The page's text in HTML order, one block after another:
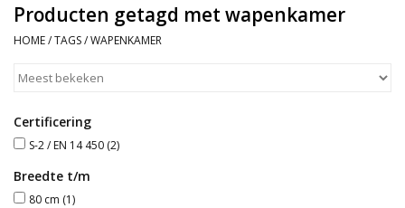
Gecertificeerd
Niet gecertificeerd
Kluisdeur
Recente projecten
Producten getagd met wapenkamer
HOME/TAGS/WAPENKAMER
Certificering
S-2 / EN 14 450 (2)
Breedte t/m
80 cm (1)